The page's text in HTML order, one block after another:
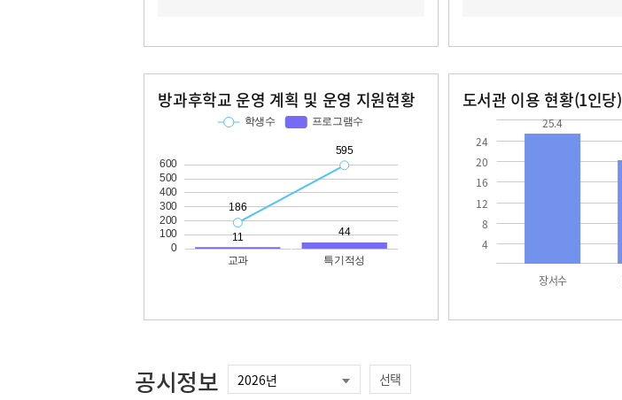
방과후학교 운영 계획 및 운영 지원현황 도서관 이용 현황(1인당)
4
8
12
16
20
24
장서수
25.4
공시정보 선택